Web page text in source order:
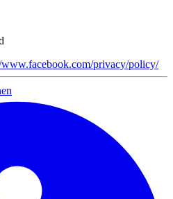
www.facebook.com/privacy/policy/